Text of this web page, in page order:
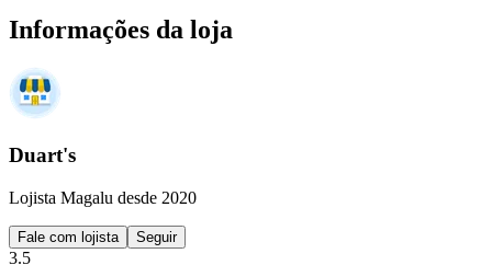
Informações da loja
Duart's
Lojista Magalu desde 2020
Fale com lojista Seguir
3.5